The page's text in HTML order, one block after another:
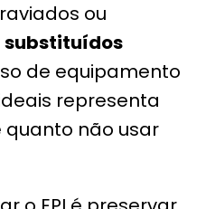
ou
substituídos
de equipamento
representa
não usar